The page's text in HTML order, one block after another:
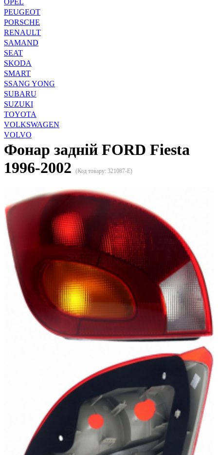
PEUGEOT
PORSCHE
RENAULT
SAMAND
SEAT
SKODA
SMART
SSANG YONG
SUBARU
SUZUKI
TOYOTA
VOLKSWAGEN
VOLVO
Фонар задній FORD Fiesta
1996-2002
(Код товару: 321087-E)